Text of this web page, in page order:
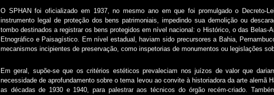
O SPHAN foi oficializado em 1937, no mesmo ano em que foi promulgado o Decreto-
instrumento legal de proteção dos bens patrimoniais, impedindo sua demolição ou
tombo destinados a registrar os bens protegidos em nível nacional: o Histórico, o das Belas-
Etnográfico e Paisagístico. Em nível estadual, haviam sido precursores a Bahia,
mecanismos incipientes de preservação, como inspetorias de monumentos ou legislações
Em geral, supõe-se que os critérios estéticos prevaleciam nos juízos de valor que
necessidade de aprofundamento sobre o tema levou ao convite à historiadora da arte alemã
as décadas de 1930 e 1940, para palestrar aos técnicos do órgão recém-criado.